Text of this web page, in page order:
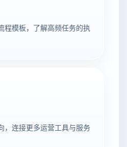
程模板，了解高频任务的执
，连接更多运营工具与服务